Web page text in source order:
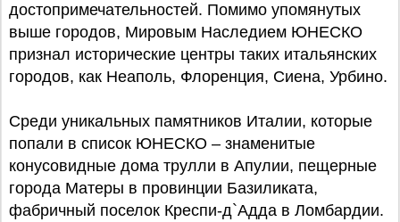
достопримечательностей. Помимо упомянутых
выше городов, Мировым Наследием ЮНЕСКО
признал исторические центры таких итальянских
городов, как Неаполь, Флоренция, Сиена, Урбино.
Среди уникальных памятников Италии, которые
попали в список ЮНЕСКО – знаменитые
конусовидные дома трулли в Апулии, пещерные
города Матеры в провинции Базиликата,
фабричный поселок Креспи-д`Адда в Ломбардии.